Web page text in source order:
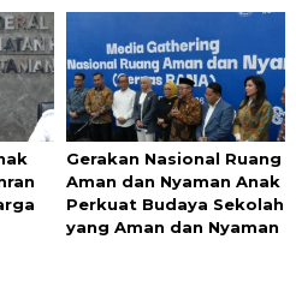
Gerakan Nasional Ruang
Aman dan Nyaman Anak
Perkuat Budaya Sekolah
yang Aman dan Nyaman